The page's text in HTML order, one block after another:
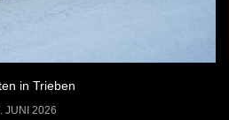
in Trieben
JUNI 2026